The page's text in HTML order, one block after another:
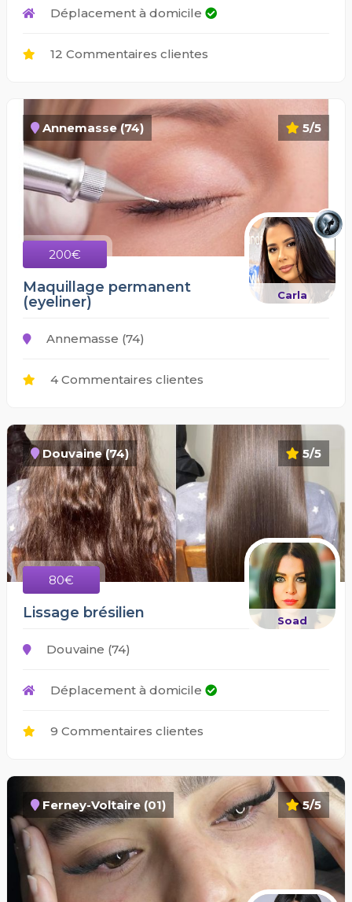
Déplacement à domicile
12 Commentaires clientes
5/5
Annemasse (74)
200€
Carla
Maquillage permanent
(eyeliner)
Annemasse (74)
4 Commentaires clientes
5/5
Douvaine (74)
80€
Soad
Lissage brésilien
Douvaine (74)
Déplacement à domicile
9 Commentaires clientes
5/5
Ferney-Voltaire (01)